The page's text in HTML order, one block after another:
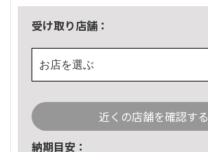
受け取り店舗：
お店を選ぶ
近くの店舗を確認する
納期目安：